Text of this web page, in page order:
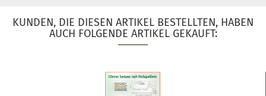
KUNDEN, DIE DIESEN ARTIKEL BESTELLTEN, HABEN
AUCH FOLGENDE ARTIKEL GEKAUFT: